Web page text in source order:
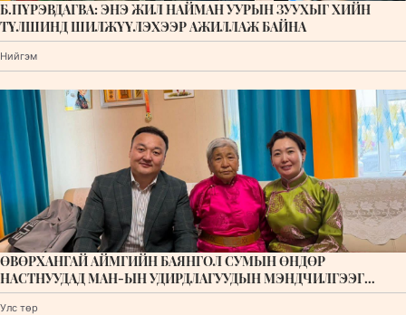
Б.ПҮРЭВДАГВА: ЭНЭ ЖИЛ НАЙМАН УУРЫН ЗУУХЫГ ХИЙН
ТҮЛШИНД ШИЛЖҮҮЛЭХЭЭР АЖИЛЛАЖ БАЙНА
Нийгэм
ӨВӨРХАНГАЙ АЙМГИЙН БАЯНГОЛ СУМЫН ӨНДӨР
НАСТНУУДАД МАН-ЫН УДИРДЛАГУУДЫН МЭНДЧИЛГЭЭГ
УЛАМЖИЛЛАА
Улс төр